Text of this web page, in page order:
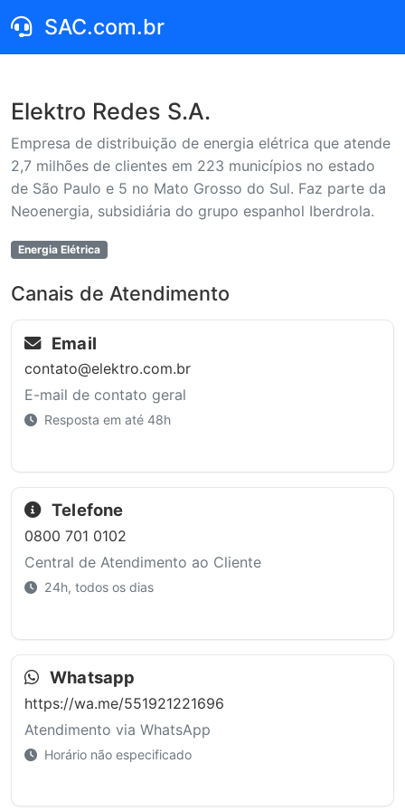
SAC.com.br
Elektro Redes S.A.
Empresa de distribuição de energia elétrica que atende
2,7 milhões de clientes em 223 municípios no estado
de São Paulo e 5 no Mato Grosso do Sul. Faz parte da
Neoenergia, subsidiária do grupo espanhol Iberdrola.
Energia Elétrica
Canais de Atendimento
Email
contato@elektro.com.br
E-mail de contato geral
Resposta em até 48h
Telefone
0800 701 0102
Central de Atendimento ao Cliente
24h, todos os dias
Whatsapp
https://wa.me/551921221696
Atendimento via WhatsApp
Horário não especificado